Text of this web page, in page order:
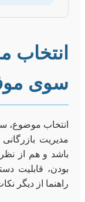
انتخاب
سوی
انتخاب موضوع،
مدیریت
باشد و هم از
بودن، قابلیت
راهنما از دیگر